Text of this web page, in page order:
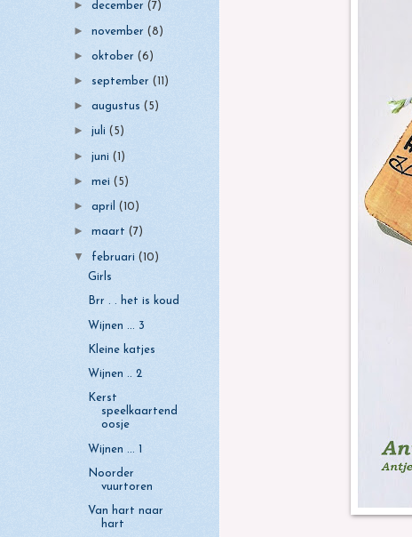
►december(7)
►november(8)
►oktober(6)
► september(11)
►augustus(5)
►juli(5)
►juni(1)
►mei(5)
►april(10)
►maart(7)
▼ februari(10)
Girls
Brr . . het is koud
Wijnen ... 3
Kleine katjes
Wijnen .. 2
Kerst
speelkaartend
oosje
Wijnen ... 1
Noorder
vuurtoren
Van hart naar
hart